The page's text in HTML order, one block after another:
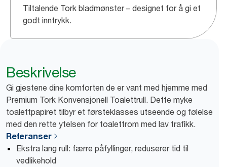
Tiltalende Tork bladmønster – designet for å gi et
godt inntrykk.
Beskrivelse
Gi gjestene dine komforten de er vant med hjemme med
Premium Tork Konvensjonell Toalettrull. Dette myke
toalettpapiret tilbyr et førsteklasses utseende og følelse
med den rette ytelsen for toalettrom med lav trafikk.
Referanser
Ekstra lang rull: færre påfyllinger, reduserer tid til
vedlikehold